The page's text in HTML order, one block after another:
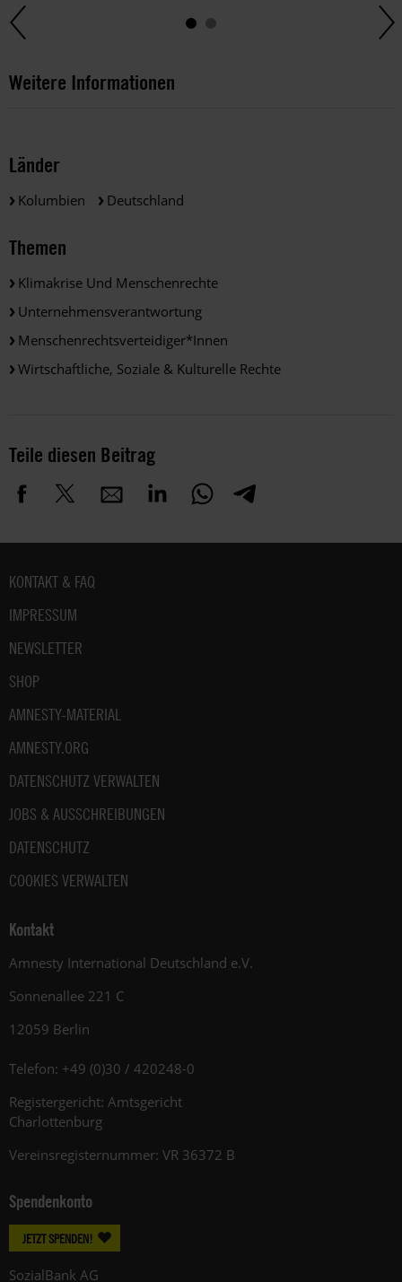
Weitere Informationen
Länder
Kolumbien Deutschland
Themen
Klimakrise Und Menschenrechte
Unternehmensverantwortung
Menschenrechtsverteidiger*innen
Wirtschaftliche, Soziale & Kulturelle Rechte
Teile diesen Beitrag
Fußbereich
KONTAKT & FAQ
IMPRESSUM
NEWSLETTER
SHOP
AMNESTY-MATERIAL
AMNESTY.ORG
DATENSCHUTZ VERWALTEN
JOBS & AUSSCHREIBUNGEN
DATENSCHUTZ
COOKIES VERWALTEN
Kontakt
Amnesty International Deutschland e.V.
Sonnenallee 221 C
12059 Berlin
Telefon: +49 (0)30 / 420248-0
Registergericht: Amtsgericht
Charlottenburg
Vereinsregisternummer: VR 36372 B
Spendenkonto
JETZT SPENDEN!
SozialBank AG